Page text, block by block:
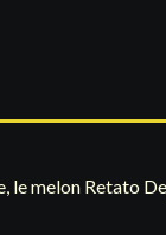
le melon Retato